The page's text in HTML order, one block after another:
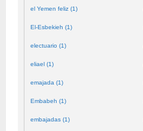
el Yemen feliz (1)
El-Esbekieh (1)
electuario (1)
eliael (1)
emajada (1)
Embabeh (1)
embajadas (1)